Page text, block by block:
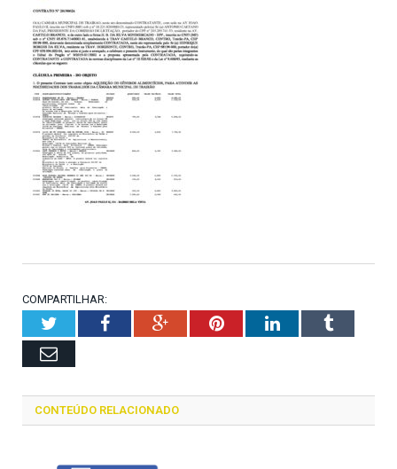
COMPARTILHAR:
TwitterFacebookGoogle+PinterestLinkedInTumblr
Email
CONTEÚDO RELACIONADO